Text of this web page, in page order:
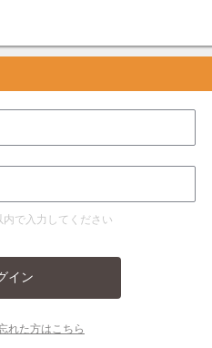
で入力してください
イン
れた方はこちら